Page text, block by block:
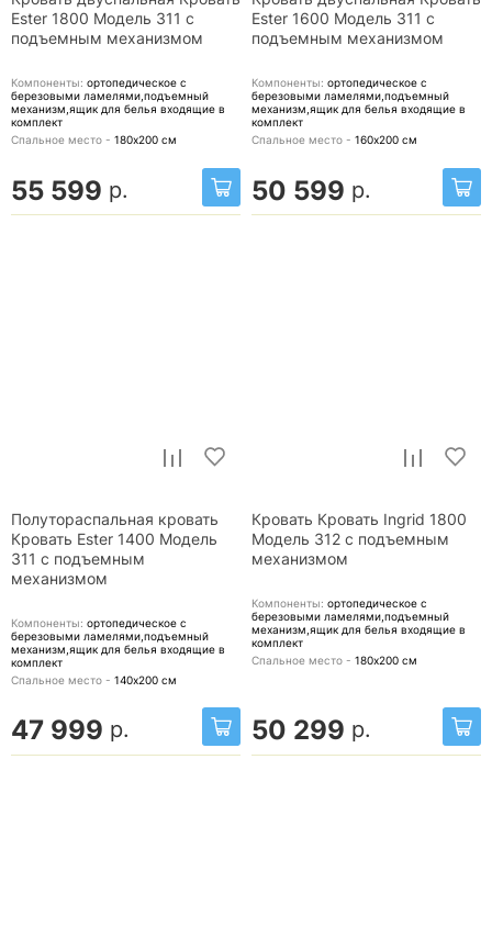
Ester 1800 Модель 311 с
подъемным механизмом
Компоненты: ортопедическое с
березовыми ламелями,подъемный
механизм,ящик для белья входящие в
комплект
Спальное место - 180х200 см
55 599 р.
Ester 1600 Модель 311 с
подъемным механизмом
Компоненты: ортопедическое с
березовыми ламелями,подъемный
механизм,ящик для белья входящие в
комплект
Спальное место - 160х200 см
50 599 р.
Полутораспальная кровать
Кровать Ester 1400 Модель
311 с подъемным
механизмом
Компоненты: ортопедическое с
березовыми ламелями,подъемный
механизм,ящик для белья входящие в
комплект
Спальное место - 140х200 см
47 999 р.
Кровать Кровать Ingrid 1800
Модель 312 с подъемным
механизмом
Компоненты: ортопедическое с
березовыми ламелями,подъемный
механизм,ящик для белья входящие в
комплект
Спальное место - 180х200 см
50 299 р.